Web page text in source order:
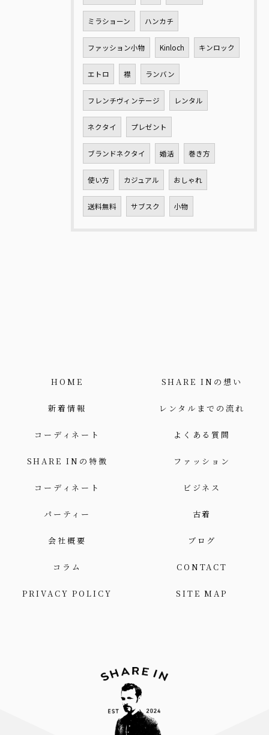
ミラショーン ハンカチ
ファッション小物 Kinloch キンロック
エトロ 襟 ランバン
フレンチヴィンテージ レンタル
ネクタイ プレゼント
ブランドネクタイ 婚活 巻き方
使い方 カジュアル おしゃれ
送料無料 サブスク 小物
HOME SHARE INの想い
新着情報 レンタルまでの流れ
コーディネート よくある質問
SHARE INの特徴 ファッション
コーディネート ビジネス
パーティー 古着
会社概要 ブログ
コラム CONTACT
PRIVACY POLICY SITE MAP